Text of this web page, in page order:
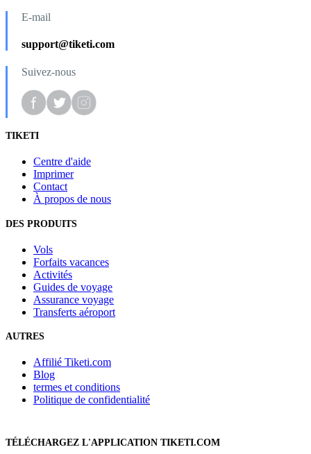
E-mail
support@tiketi.com
Suivez-nous
TIKETI
Centre d'aide
Imprimer
Contact
À propos de nous
DES PRODUITS
Vols
Forfaits vacances
Activités
Guides de voyage
Assurance voyage
Transferts aéroport
AUTRES
Affilié Tiketi.com
Blog
termes et conditions
Politique de confidentialité
TÉLÉCHARGEZ L'APPLICATION TIKETI.COM